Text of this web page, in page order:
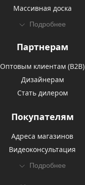
Массивная доска
Подробнее
Партнерам
Оптовым клиентам (В2В)
Дизайнерам
Стать дилером
Покупателям
Адреса магазинов
Видеоконсультация
Подробнее